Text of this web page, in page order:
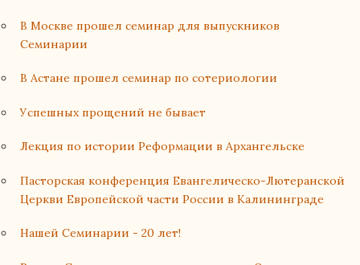
В Москве прошел семинар для выпускников
Семинарии
В Астане прошел семинар по сотериологии
Успешных прощений не бывает
Лекция по истории Реформации в Архангельске
Пасторская конференция Евангелическо-Лютеранской
Церкви Европейской части России в Калининграде
Нашей Семинарии - 20 лет!